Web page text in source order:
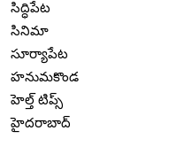
సిద్ధిపేట
సినిమా
సూర్యాపేట
హనుమకొండ
హెల్త్ టిప్స్
హైదరాబాద్